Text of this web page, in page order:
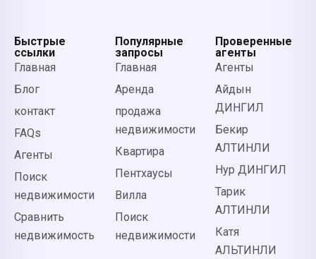
Быстрые
ссылки
Главная
Блог
контакт
FAQs
Агенты
Поиск
недвижимости
Сравнить
недвижимость
Популярные
запросы
Главная
Аренда
продажа
недвижимости
Квартира
Пентхаусы
Вилла
Поиск
недвижимости
Проверенные
агенты
Агенты
Айдын
ДИНГИЛ
Бекир
АЛТИНЛИ
Нур ДИНГИЛ
Тарик
АЛТИНЛИ
Катя
АЛЬТИНЛИ